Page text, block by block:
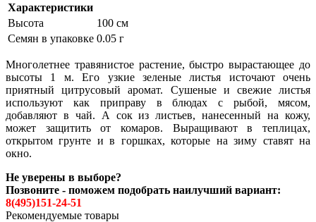
Характеристики
Высота
100 см
Семян в упаковке 0.05 г
Многолетнее травянистое растение, быстро вырастающее до
высоты 1 м. Его узкие зеленые листья источают очень
приятный цитрусовый аромат. Сушеные и свежие листья
используют как приправу в блюдах с рыбой, мясом,
добавляют в чай. А сок из листьев, нанесенный на кожу,
может защитить от комаров. Выращивают в теплицах,
открытом грунте и в горшках, которые на зиму ставят на
окно.
Не уверены в выборе?
Позвоните - поможем подобрать наилучший вариант:
8(495)151-24-51
Рекомендуемые товары